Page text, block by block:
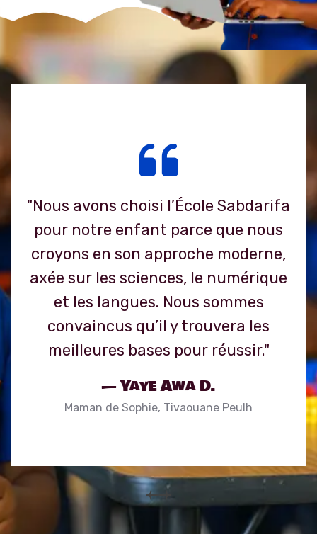
"Nous avons choisi l’École Sabdarifa
pour notre enfant parce que nous
croyons en son approche moderne,
axée sur les sciences, le numérique
et les langues. Nous sommes
convaincus qu’il y trouvera les
meilleures bases pour réussir."
— Yaye Awa D.
Maman de Sophie, Tivaouane Peulh